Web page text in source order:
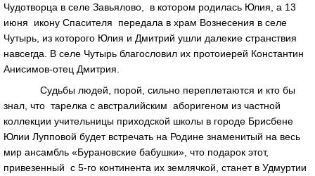
Чудотворца в селе Завьялово, в котором родилась Юлия, а 13
июня икону Спасителя передала в храм Вознесения в селе
Чутырь, из которого Юлия и Дмитрий ушли далекие странствия
навсегда. В селе Чутырь благословил их протоиерей Константин
Анисимов-отец Дмитрия.
Судьбы людей, порой, сильно переплетаются и кто бы
знал, что тарелка с австралийским аборигеном из частной
коллекции учительницы приходской школы в городе Брисбене
Юлии Лупповой будет встречать на Родине знаменитый на весь
мир ансамбль «Бурановские бабушки», что подарок этот,
привезенный с 5-го континента их землячкой, станет в Удмуртии